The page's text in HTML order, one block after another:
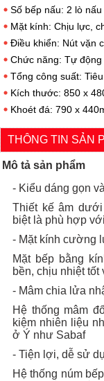
Số bếp nấu: 2 lò nấu
Mặt kính: Chịu lực,
Điều khiển: Nút vặn
Chức năng: Tự
Tổng công suất:
Kích thước: 850 x
Khoét đá: 790 x
THÔNG TIN SẢN
Mô tả sản phẩm
- Kiểu dáng gọn
Thiết kế âm
biệt là phù hợp
- Mặt kính cường
Mặt bếp bằng
bền, chịu nhiệt tốt
- Mâm chia lửa
Hệ thống mâm
kiệm nhiên liệu
ở Ý như Sabaf
- Tiện lợi, dễ sử
Hệ thống núm